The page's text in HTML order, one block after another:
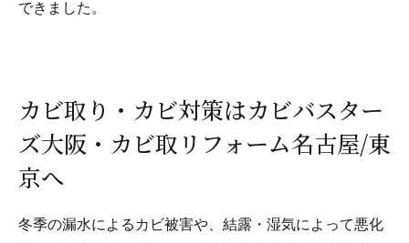
できました。
カビ取り・カビ対策はカビバスター
ズ大阪・カビ取リフォーム名古屋/東
京へ
冬季の漏水によるカビ被害や、結露・湿気によって悪化